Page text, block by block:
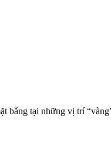
bằng tại những vị trí